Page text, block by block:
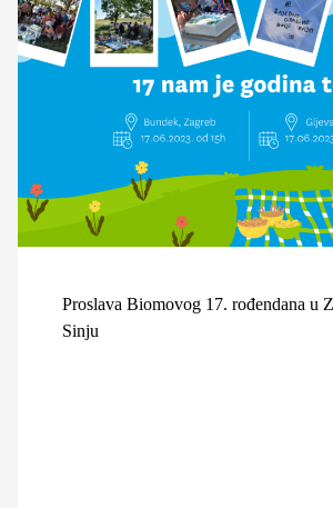
Proslava Biomovog 17. rođendana u
Sinju